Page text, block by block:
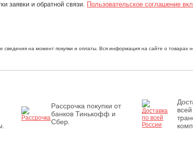
заявки и обратной связи. Пользовательское соглашение
на момент покупки и оплаты. Вся информация на сайте о товарах
Рассрочка покупки от
банков Тинькофф и
Сбер.